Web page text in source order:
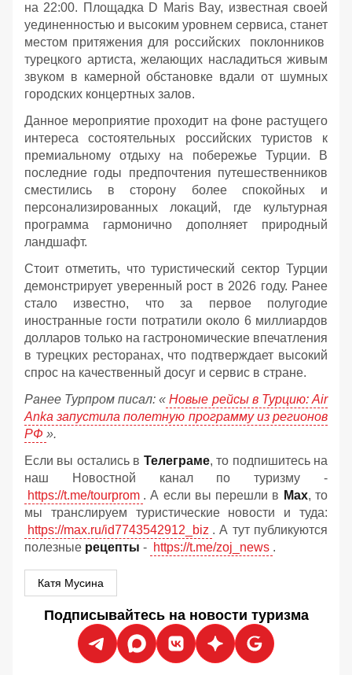
на 22:00. Площадка D Maris Bay, известная своей
уединенностью и высоким уровнем сервиса, станет
местом притяжения для российских поклонников
турецкого артиста, желающих насладиться живым
звуком в камерной обстановке вдали от шумных
городских концертных залов.
Данное мероприятие проходит на фоне растущего
интереса состоятельных российских туристов к
премиальному отдыху на побережье Турции. В
последние годы предпочтения путешественников
сместились в сторону более спокойных и
персонализированных локаций, где культурная
программа гармонично дополняет природный
ландшафт.
Стоит отметить, что туристический сектор Турции
демонстрирует уверенный рост в 2026 году. Ранее
стало известно, что за первое полугодие
иностранные гости потратили около 6 миллиардов
долларов только на гастрономические впечатления
в турецких ресторанах, что подтверждает высокий
спрос на качественный досуг и сервис в стране.
Ранее Турпром писал: « Новые рейсы в Турцию: Air
Anka запустила полетную программу из регионов
РФ ».
Если вы остались в Телеграме, то подпишитесь на
наш Новостной канал по туризму -
https://t.me/tourprom . А если вы перешли в Мах, то
мы транслируем туристические новости и туда:
https://max.ru/id7743542912_biz . А тут публикуются
полезные рецепты - https://t.me/zoj_news .
Катя Мусина
Подписывайтесь на новости туризма